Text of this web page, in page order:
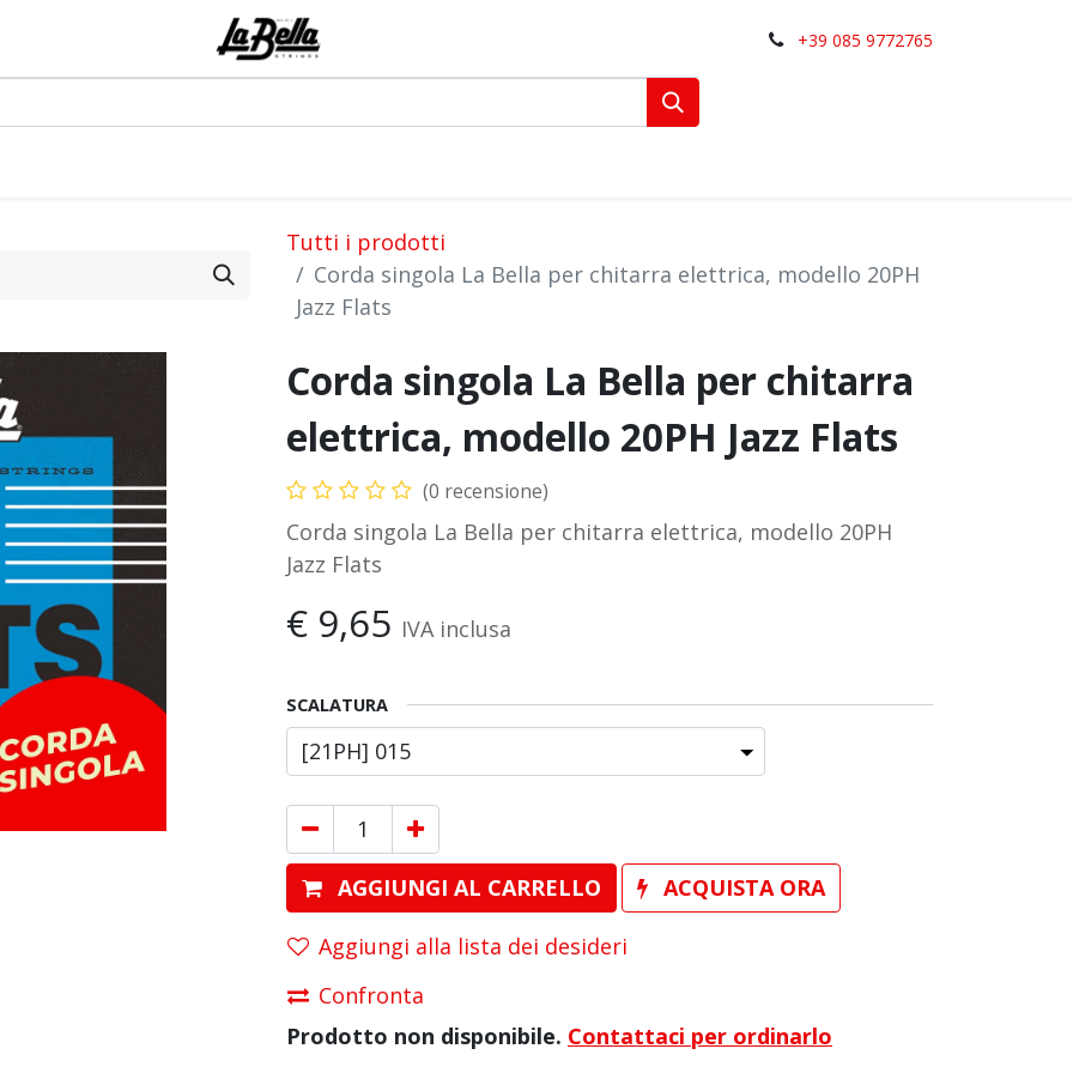
+39 085 9772765
Tutti i prodotti
Corda singola La Bella per chitarra elettrica, modello 20PH
Jazz Flats
Corda singola La Bella per chitarra
elettrica, modello 20PH Jazz Flats
(0 recensione)
Corda singola La Bella per chitarra elettrica, modello 20PH
Jazz Flats
€ 9,65 IVA inclusa
SCALATURA
AGGIUNGI AL CARRELLO ACQUISTA ORA
Aggiungi alla lista dei desideri
Confronta
Prodotto non disponibile. Contattaci per ordinarlo